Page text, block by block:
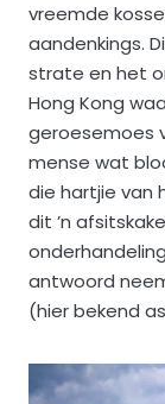
vreemde
aandenkings.
strate en het
Hong Kong
geroesemoes
mense wat
die hartjie van
dit ’n
antwoord
(hier bekend as